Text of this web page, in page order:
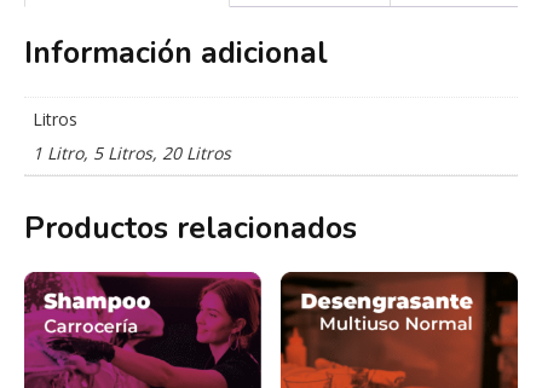
Información adicional
Litros
1 Litro, 5 Litros, 20 Litros
Productos relacionados